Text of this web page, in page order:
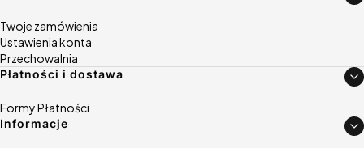
Twoje zamówienia
Ustawienia konta
Przechowalnia
Płatności i dostawa
Formy Płatności
Informacje